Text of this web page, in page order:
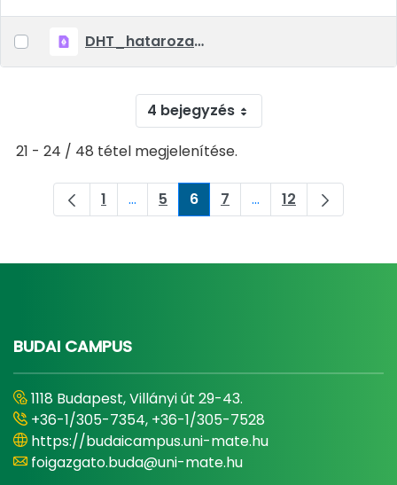
DHT_hatarozat_2022_01
4 bejegyzés
21 - 24 / 48 tétel megjelenítése.
Oldal
1 ...Köztes oldalak Navigáljon a TAB
Oldal
5 Oldal
6 Oldal
7 ...Köztes oldalak
Oldal
12
BUDAI CAMPUS
1118 Budapest, Villányi út 29-43.
+36-1/305-7354, +36-1/305-7528
https://budaicampus.uni-mate.hu
foigazgato.buda@uni-mate.hu